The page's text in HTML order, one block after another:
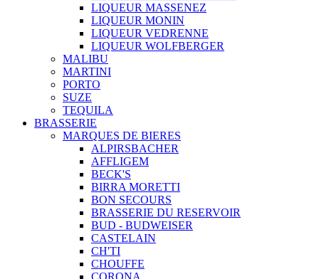
LIQUEUR MASSENEZ
LIQUEUR MONIN
LIQUEUR VEDRENNE
LIQUEUR WOLFBERGER
MALIBU
MARTINI
PORTO
SUZE
TEQUILA
BRASSERIE
MARQUES DE BIERES
ALPIRSBACHER
AFFLIGEM
BECK'S
BIRRA MORETTI
BON SECOURS
BRASSERIE DU RESERVOIR
BUD - BUDWEISER
CASTELAIN
CH'TI
CHOUFFE
CORONA